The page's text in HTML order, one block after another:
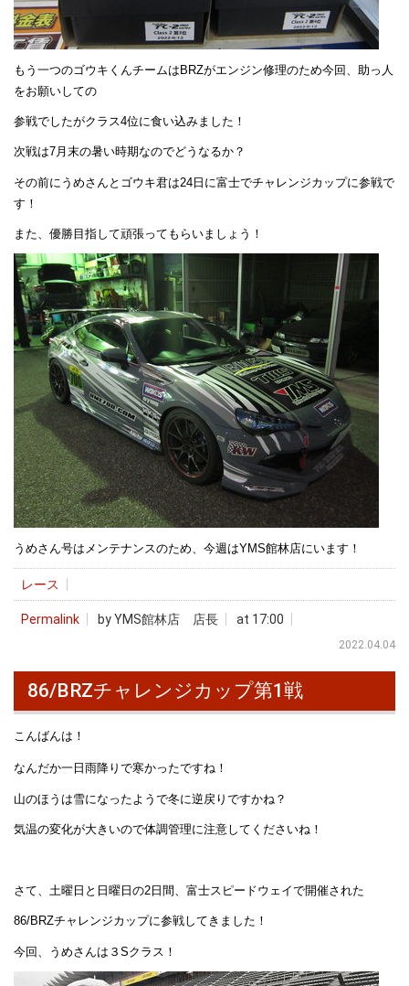
もう一つのゴウキくんチームはBRZがエンジン修理のため今回、助っ人
をお願いしての
参戦でしたがクラス4位に食い込みました！
次戦は7月末の暑い時期なのでどうなるか？
その前にうめさんとゴウキ君は24日に富士でチャレンジカップに参戦で
す！
また、優勝目指して頑張ってもらいましょう！
うめさん号はメンテナンスのため、今週はYMS館林店にいます！
レース
Permalink by YMS館林店 店長 at 17:00
2022.04.04
86/BRZチャレンジカップ第1戦
こんばんは！
なんだか一日雨降りで寒かったですね！
山のほうは雪になったようで冬に逆戻りですかね？
気温の変化が大きいので体調管理に注意してくださいね！
さて、土曜日と日曜日の2日間、富士スピードウェイで開催された
86/BRZチャレンジカップに参戦してきました！
今回、うめさんは３Sクラス！